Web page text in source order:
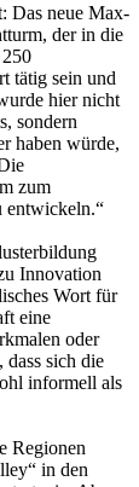
Das neue Max-
der in die
tätig sein und
hier nicht
sondern
haben würde,
zum
entwickeln.“
Innovation
Wort für
eine
oder
sich die
informell als
Regionen
in den